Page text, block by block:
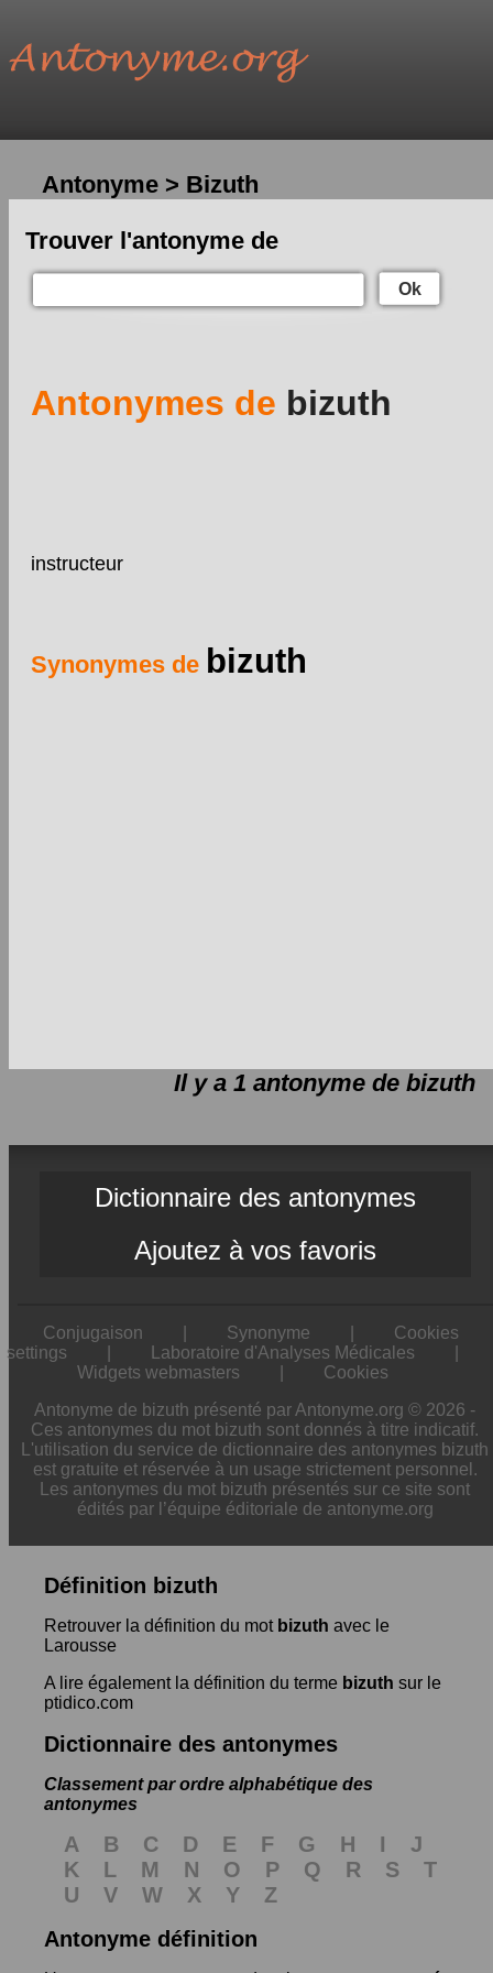
Antonyme > Bizuth
Trouver l'antonyme de
Ok
Antonymes de bizuth
instructeur
Synonymes de bizuth
Il y a 1 antonyme de bizuth
Dictionnaire des antonymes
Ajoutez à vos favoris
Conjugaison Synonyme
Cookies
settings
Laboratoire d'Analyses Médicales
Widgets webmasters
Cookies
Antonyme de bizuth présenté par Antonyme.org © 2026 -
Ces antonymes du mot bizuth sont donnés à titre indicatif.
L'utilisation du service de dictionnaire des antonymes bizuth
est gratuite et réservée à un usage strictement personnel.
Les antonymes du mot bizuth présentés sur ce site sont
édités par l’équipe éditoriale de antonyme.org
Définition bizuth
Retrouver la définition du mot bizuth avec le
Larousse
A lire également la définition du terme bizuth sur le
ptidico.com
Dictionnaire des antonymes
Classement par ordre alphabétique des
antonymes
A B C D E F G H I
J
K
L M N O P Q R S
T
U
V W X Y
Z
Antonyme définition